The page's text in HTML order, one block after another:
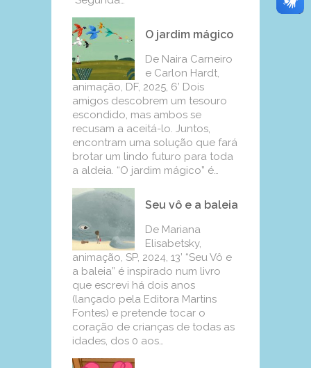
O jardim mágico
De Naira Carneiro
e Carlon Hardt,
animação, DF, 2025, 6’ Dois
amigos descobrem um tesouro
escondido, mas ambos se
recusam a aceitá-lo. Juntos,
encontram uma solução que fará
brotar um lindo futuro para toda
a aldeia. “O jardim mágico” é…
Seu vô e a baleia
De Mariana
Elisabetsky,
animação, SP, 2024, 13’ “Seu Vô e
a baleia” é inspirado num livro
que escrevi há dois anos
(lançado pela Editora Martins
Fontes) e pretende tocar o
coração de crianças de todas as
idades, dos 0 aos…